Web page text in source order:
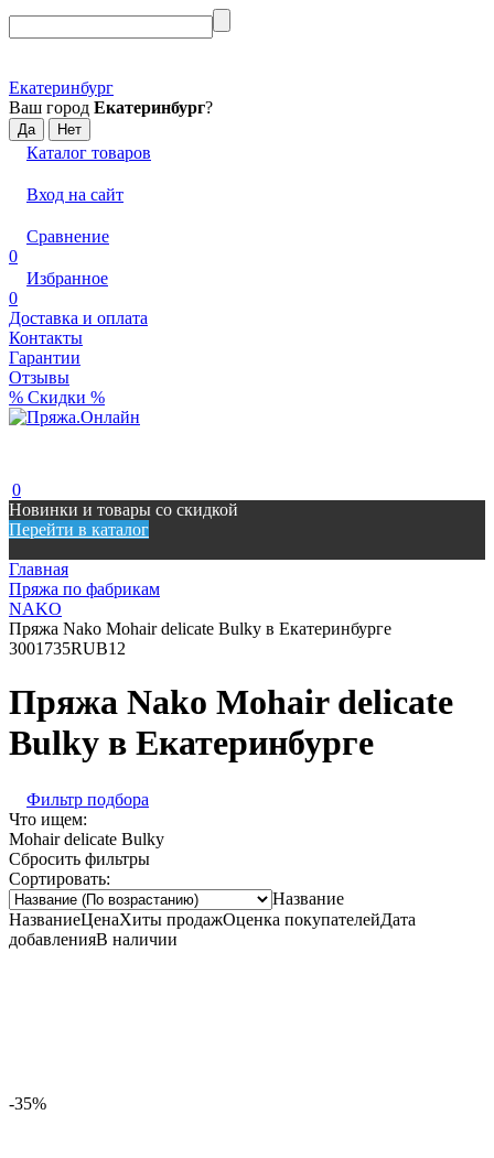
Екатеринбург
Ваш город Екатеринбург?
Каталог товаров
Вход на сайт
Сравнение
0
Избранное
0
Доставка и оплата
Контакты
Гарантии
Отзывы
% Скидки %
0
Новинки и товары со скидкой
Перейти в каталог
Главная
Пряжа по фабрикам
NAKO
Пряжа Nako Mohair delicate Bulky в Екатеринбурге
3001735RUB12
Пряжа Nako Mohair delicate
Bulky в Екатеринбурге
Фильтр подбора
Что ищем:
Mohair delicate Bulky
Сбросить фильтры
Сортировать:
Название
НазваниеЦенаХиты продажОценка покупателейДата
добавленияВ наличии
-35%